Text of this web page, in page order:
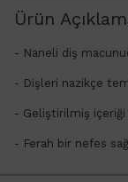
Ürün
- Naneli diş
- Dişleri nazikçe
- Geliştirilmiş içeriği
- Ferah bir nefes